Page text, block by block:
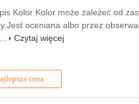
cena
Kolor Kolor może zależeć od
oceniana albo przez
Czytaj więcej